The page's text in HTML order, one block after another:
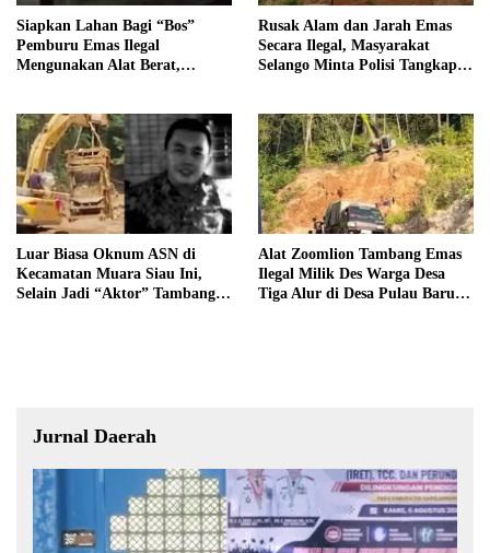
Siapkan Lahan Bagi “Bos”
Pemburu Emas Ilegal
Mengunakan Alat Berat,
Terancam di Pecat
Rusak Alam dan Jarah Emas
Secara Ilegal, Masyarakat
Selango Minta Polisi Tangkap
Luar Biasa Oknum ASN di
Kecamatan Muara Siau Ini,
Selain Jadi “Aktor” Tambang
Alat Zoomlion Tambang Emas
Ilegal Milik Des Warga Desa
Tiga Alur di Desa Pulau Baru
Jurnal Daerah